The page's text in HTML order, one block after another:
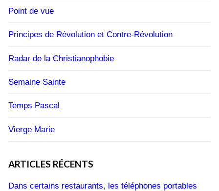
Point de vue
Principes de Révolution et Contre-Révolution
Radar de la Christianophobie
Semaine Sainte
Temps Pascal
Vierge Marie
ARTICLES RÉCENTS
Dans certains restaurants, les téléphones portables